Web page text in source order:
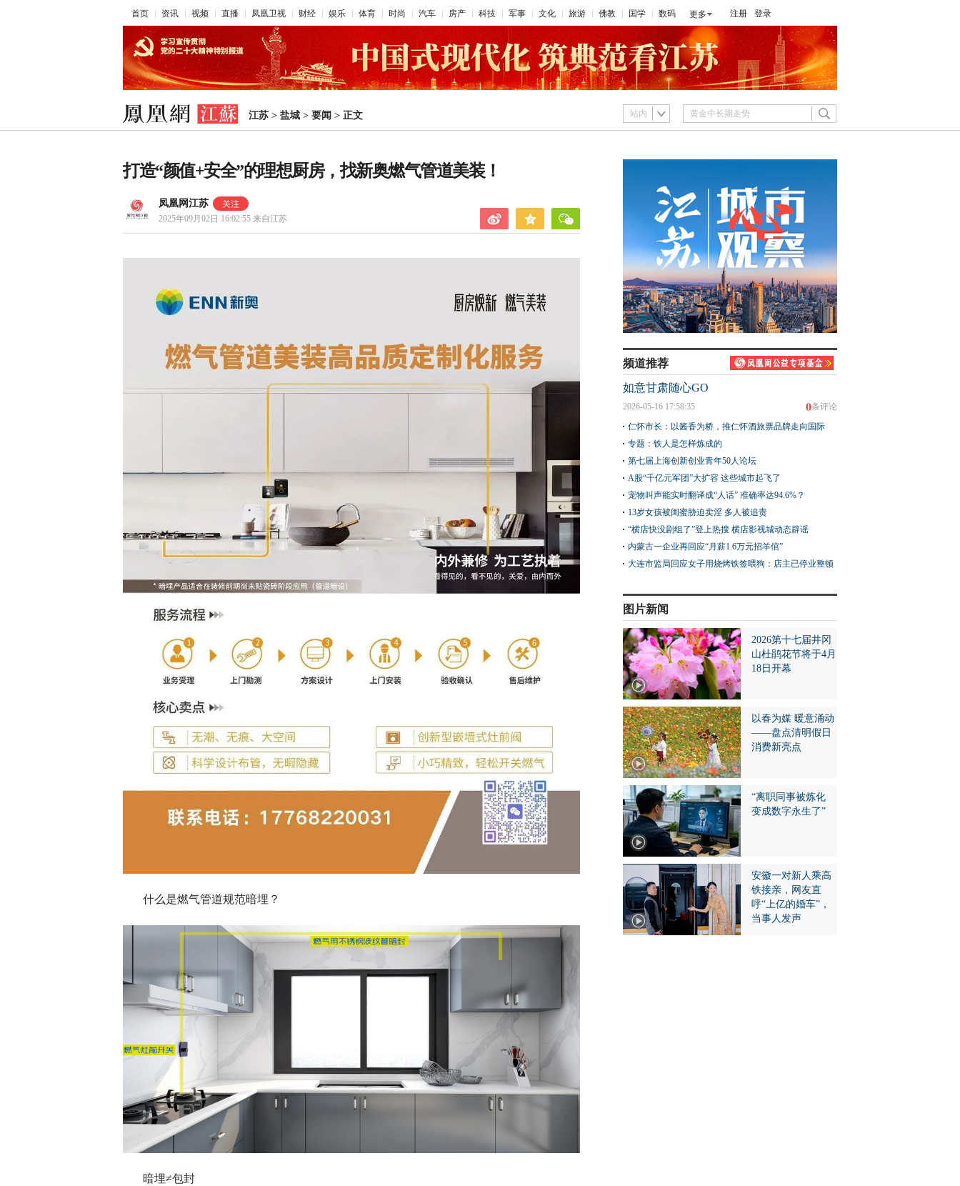
首页 资讯 视频 直播 凤凰卫视 财经 娱乐 体育 时尚 汽车 房产 科技 军事 文化 旅游 佛教 国学 数码 更多 注册 登录
江苏 > 盐城 > 要闻 > 正文 站内
打造“颜值+安全”的理想厨房，找新奥燃气管道美装！
凤凰网江苏
2025年09月02日 16:02:55 来自江苏
什么是燃气管道规范暗埋？
暗埋≠包封
频道推荐
如意甘肃随心GO
0条评论
2026-05-16 17:58:35
仁怀市长：以酱香为桥，推仁怀酒旅票品牌走向国际
专题：铁人是怎样炼成的
第七届上海创新创业青年50人论坛
A股“千亿元军团”大扩容 这些城市起飞了
宠物叫声能实时翻译成“人话” 准确率达94.6%？
13岁女孩被闺蜜胁迫卖淫 多人被追责
“横店快没剧组了”登上热搜 横店影视城动态辟谣
内蒙古一企业再回应“月薪1.6万元招羊倌”
大连市监局回应女子用烧烤铁签喂狗：店主已停业整顿
图片新闻
2026第十七届井冈
山杜鹃花节将于4月
18日开幕
以春为媒 暖意涌动
——盘点清明假日
消费新亮点
“离职同事被炼化
变成数字永生了”
安徽一对新人乘高
铁接亲，网友直
呼“上亿的婚车”，
当事人发声